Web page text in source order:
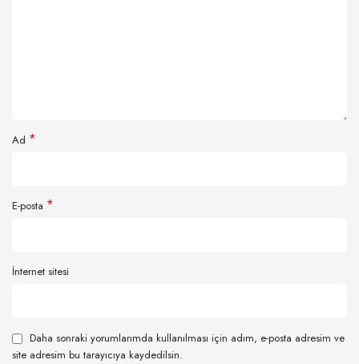
Ad *
E-posta *
İnternet sitesi
Daha sonraki yorumlarımda kullanılması için adım, e-posta adresim ve
site adresim bu tarayıcıya kaydedilsin.